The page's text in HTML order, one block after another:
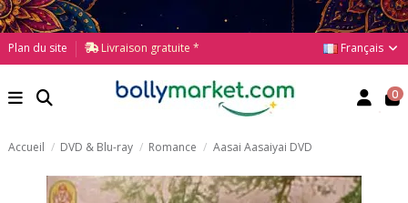
Plan du site Livraison gratuite * Français
0
Accueil DVD & Blu-ray Romance Aasai Aasaiyai DVD